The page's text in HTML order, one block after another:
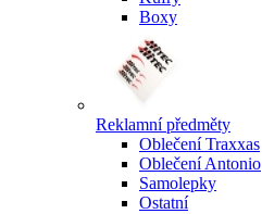
Boxy
Reklamní předměty
Oblečení Traxxas
Oblečení Antonio
Samolepky
Ostatní